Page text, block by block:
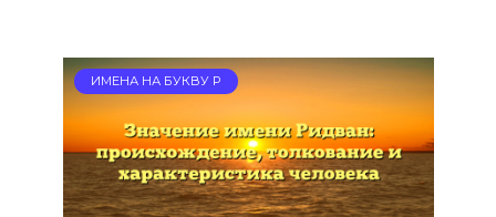
ИМЕНА НА БУКВУ Р